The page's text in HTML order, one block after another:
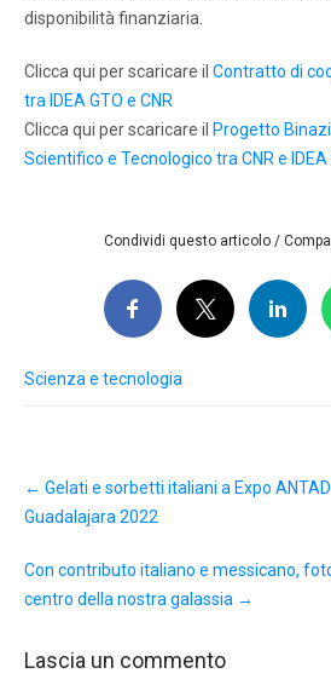
disponibilità finanziaria.
Clicca qui per scaricare il Contratto di
tra IDEA GTO e CNR
Clicca qui per scaricare il Progetto
Scientifico e Tecnologico tra CNR e IDEA
Condividi questo articolo /
Scienza e tecnologia
navigation
← Gelati e sorbetti italiani a Expo
Guadalajara 2022
Con contributo italiano e messicano,
centro della nostra galassia →
Lascia un commento